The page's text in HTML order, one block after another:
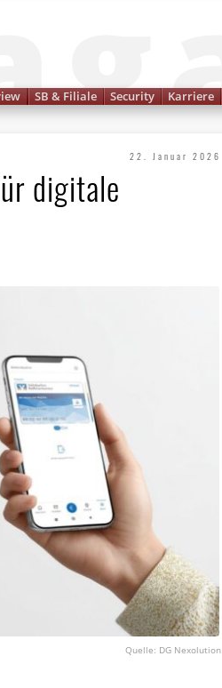
SB & Filiale Security Karriere
22. Januar 2026
digitale
DG Nexolution